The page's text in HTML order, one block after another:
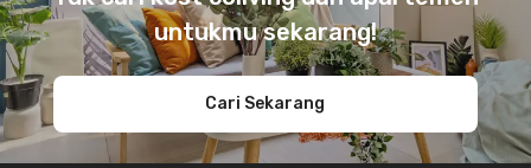
untukmu sekarang!
Cari Sekarang